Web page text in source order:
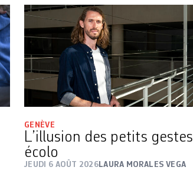
GENÈVE
L’illusion des petits gestes
écolo
JEUDI 6 AOÛT 2026LAURA MORALES VEGA